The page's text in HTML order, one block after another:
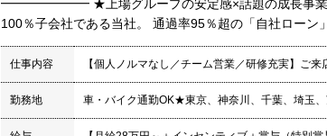
━━━━━━━ ★上場グループの安定感×話題の成長事
100％子会社である当社。 通過率95％超の「自社ローン
仕事内容 【個人ノルマなし／チーム営業／研修充実】ご
勤務地 車・バイク通勤OK★東京、神奈川、千葉、埼玉